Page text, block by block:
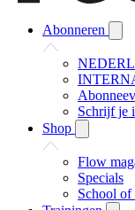
Abonneren
Schrijf je
Shop
Flow
Specials
School